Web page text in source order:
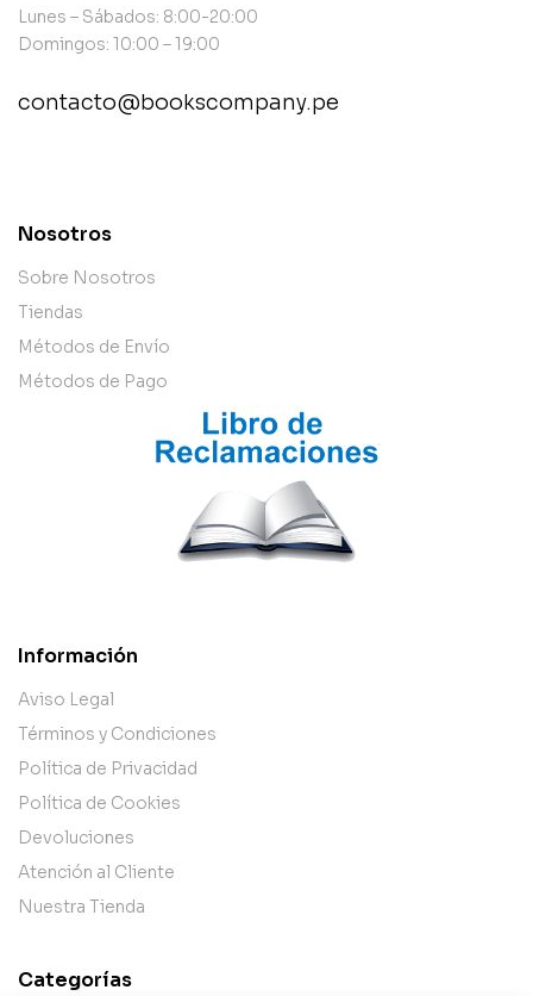
Lunes – Sábados: 8:00-20:00
Domingos: 10:00 – 19:00
contacto@bookscompany.pe
Nosotros
Sobre Nosotros
Tiendas
Métodos de Envío
Métodos de Pago
Información
Aviso Legal
Términos y Condiciones
Política de Privacidad
Política de Cookies
Devoluciones
Atención al Cliente
Nuestra Tienda
Categorías